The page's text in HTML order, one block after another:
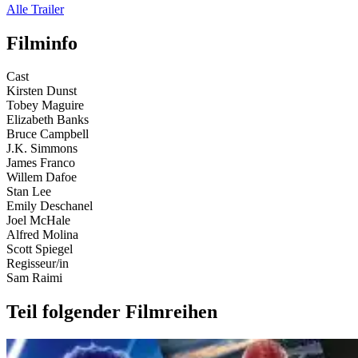
Alle Trailer
Filminfo
Cast
Kirsten Dunst
Tobey Maguire
Elizabeth Banks
Bruce Campbell
J.K. Simmons
James Franco
Willem Dafoe
Stan Lee
Emily Deschanel
Joel McHale
Alfred Molina
Scott Spiegel
Regisseur/in
Sam Raimi
Teil folgender Filmreihen